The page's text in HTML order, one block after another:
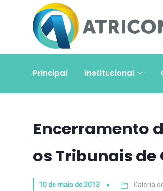
Principal Institucional
Encerramento
os Tribunais de
10 de maio de 2013 Galeria